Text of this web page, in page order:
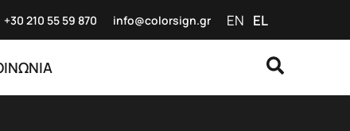
+30 210 55 59 870 info@colorsign.gr EN EL